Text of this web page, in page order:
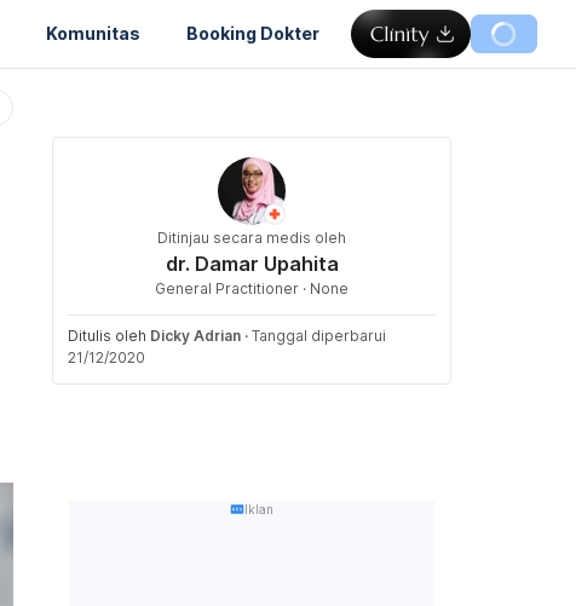
Komunitas Booking Dokter
Ditinjau secara medis oleh
dr. Damar Upahita
General Practitioner · None
Ditulis oleh Dicky Adrian · Tanggal diperbarui
21/12/2020
Iklan